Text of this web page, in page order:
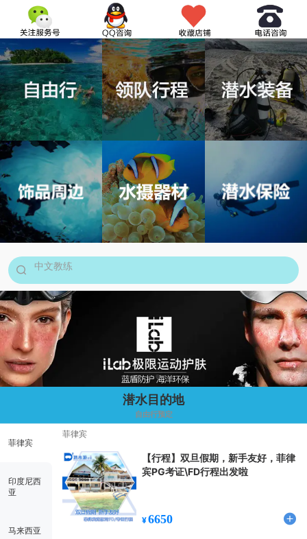
搜索产品关键词
考证
中文教练
船宿
行程
潜水目的地
自由行预定
菲律宾
印度尼西
亚
马来西亚
菲律宾
【行程】双旦假期，新手友好，菲律
宾PG考证\FD行程出发啦
¥6650